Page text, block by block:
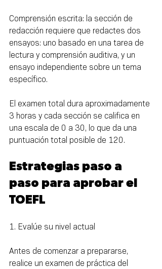
Comprensión escrita: la sección de
redacción requiere que redactes dos
ensayos: uno basado en una tarea de
lectura y comprensión auditiva, y un
ensayo independiente sobre un tema
específico.
El examen total dura aproximadamente
3 horas y cada sección se califica en
una escala de 0 a 30, lo que da una
puntuación total posible de 120.
Estrategias paso a
paso para aprobar el
TOEFL
1. Evalúe su nivel actual
Antes de comenzar a prepararse,
realice un examen de práctica del